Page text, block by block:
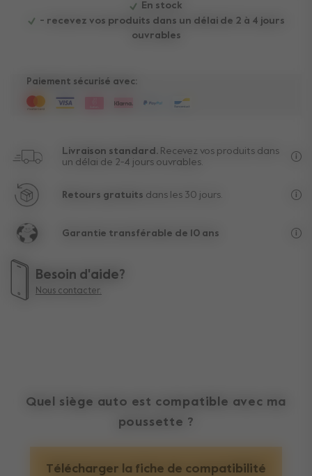
En stock
- recevez vos produits dans un délai de 2 à 4 jours
ouvrables
Paiement sécurisé avec:
Livraison standard. Recevez vos produits dans
un délai de 2-4 jours ouvrables.
Retours gratuits dans les 30 jours.
Garantie transférable de 10 ans
Besoin d'aide?
Nous contacter.
Quel siège auto est compatible avec ma
poussette ?
Télécharger la fiche de compatibilité